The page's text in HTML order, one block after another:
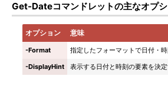
Get-Dateコマンドレットの主なオプ
オプション 意味
-Format
指定したフォーマットで日付・
-DisplayHint
表示する日付と時刻の要素を決